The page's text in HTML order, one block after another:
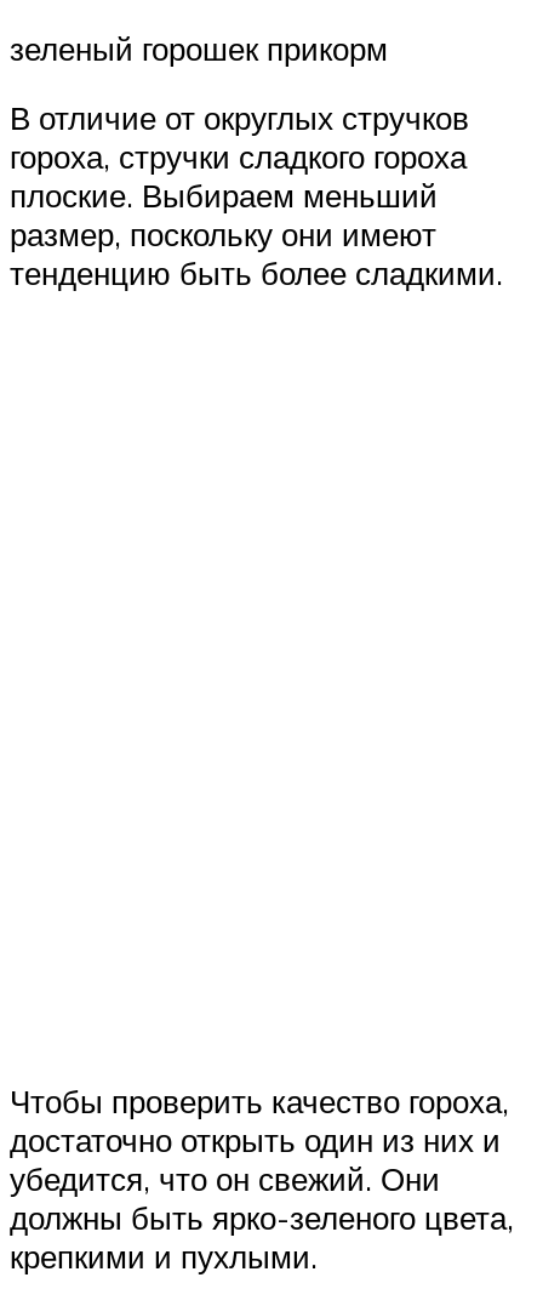
зеленый горошек прикорм
В отличие от округлых стручков
гороха, стручки сладкого гороха
плоские. Выбираем меньший
размер, поскольку они имеют
тенденцию быть более сладкими.
Чтобы проверить качество гороха,
достаточно открыть один из них и
убедится, что он свежий. Они
должны быть ярко-зеленого цвета,
крепкими и пухлыми.